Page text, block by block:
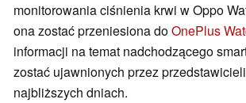
monitorowania ciśnienia krwi w Oppo
ona zostać przeniesiona doOnePlus
informacji na temat nadchodzącego
zostać ujawnionych przez
najbliższych dniach.